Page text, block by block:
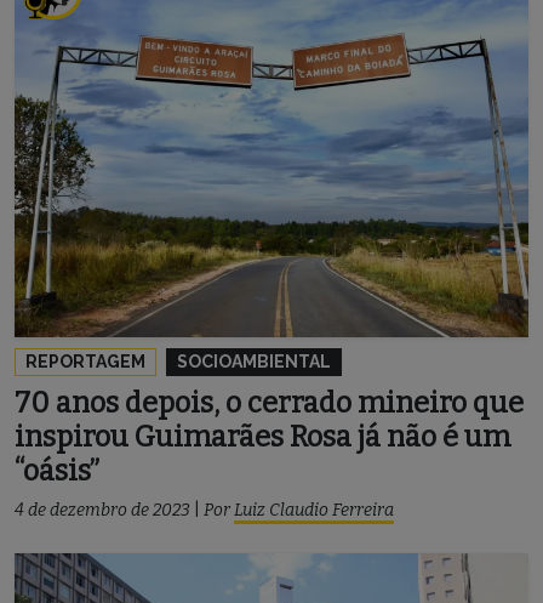
REPORTAGEM SOCIOAMBIENTAL
70 anos depois, o cerrado mineiro que
inspirou Guimarães Rosa já não é um
“oásis”
4 de dezembro de 2023 PorLuiz Claudio Ferreira